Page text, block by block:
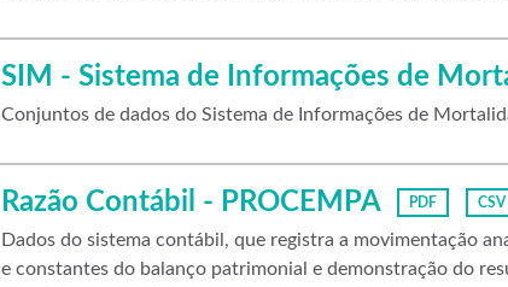
SIM - Sistema de Informações de
Conjuntos de dados do Sistema de Informações de
Razão Contábil - PROCEMPA PDF CSV
Dados do sistema contábil, que registra a movimentação
e constantes do balanço patrimonial e demonstração do